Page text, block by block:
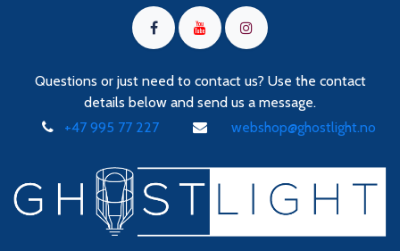
Questions or just need to contact us? Use the contact
details below and send us a message.
+47 995 77 227
webshop@ghostlight.no